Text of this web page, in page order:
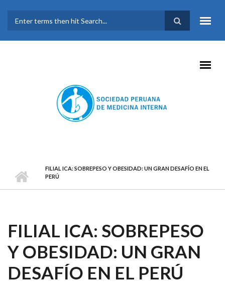
FORMULARIO DE
BÚSQUEDA
FILIAL ICA: SOBREPESO Y OBESIDAD: UN GRAN DESAFÍO EN EL
PERÚ
FILIAL ICA: SOBREPESO
Y OBESIDAD: UN GRAN
DESAFÍO EN EL PERÚ